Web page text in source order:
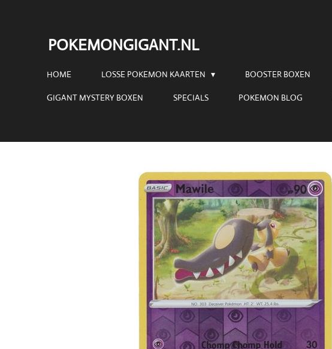
hoofdinhoud
POKEMONGIGANT.NL
HOME LOSSE POKEMON KAARTEN BOOSTER BOXEN
GIGANT MYSTERY BOXEN SPECIALS POKEMON BLOG